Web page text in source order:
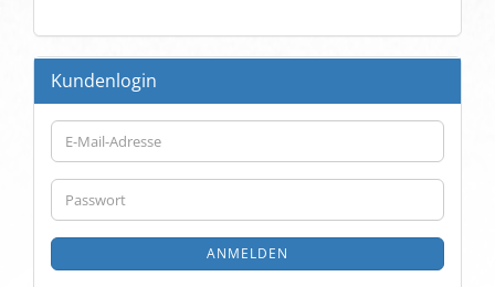
Kundenlogin
E-
Mail-
Adresse
Passwort
ANMELDEN